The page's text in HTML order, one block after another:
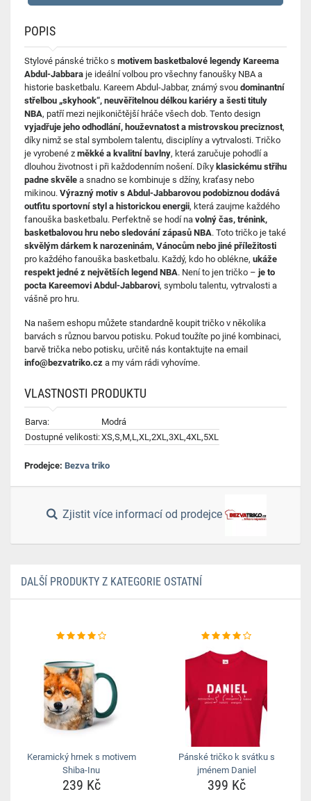
POPIS
Stylové pánské tričko s motivem basketbalové legendy Kareema
Abdul-Jabbara je ideální volbou pro všechny fanoušky NBA a
historie basketbalu. Kareem Abdul-Jabbar, známý svou dominantní
střelbou „skyhook“, neuvěřitelnou délkou kariéry a šesti tituly
NBA, patří mezi nejikoničtější hráče všech dob. Tento design
vyjadřuje jeho odhodlání, houževnatost a mistrovskou preciznost,
díky nimž se stal symbolem talentu, disciplíny a vytrvalosti. Tričko
je vyrobené z měkké a kvalitní bavlny, která zaručuje pohodlí a
dlouhou životnost i při každodenním nošení. Díky klasickému střihu
padne skvěle a snadno se kombinuje s džíny, kraťasy nebo
mikinou. Výrazný motiv s Abdul-Jabbarovou podobiznou dodává
outfitu sportovní styl a historickou energii, která zaujme každého
fanouška basketbalu. Perfektně se hodí na volný čas, trénink,
basketbalovou hru nebo sledování zápasů NBA. Toto tričko je také
skvělým dárkem k narozeninám, Vánocům nebo jiné příležitosti
pro každého fanouška basketbalu. Každý, kdo ho oblékne, ukáže
respekt jedné z největších legend NBA. Není to jen tričko – je to
pocta Kareemovi Abdul-Jabbarovi, symbolu talentu, vytrvalosti a
vášně pro hru.
Na našem eshopu můžete standardně koupit tričko v několika
barvách s různou barvou potisku. Pokud toužíte po jiné kombinaci,
barvě trička nebo potisku, určitě nás kontaktujte na email
info@bezvatriko.cz a my vám rádi vyhovíme.
VLASTNOSTI PRODUKTU
Barva:
Modrá
Dostupné velikosti:XS,S,M,L,XL,2XL,3XL,4XL,5XL
Prodejce: Bezva triko
Zjistit více informací od prodejce
DALŠÍ PRODUKTY Z KATEGORIE OSTATNÍ
Keramický hrnek s motivem
Shiba-Inu
239 Kč
Pánské tričko k svátku s
jménem Daniel
399 Kč